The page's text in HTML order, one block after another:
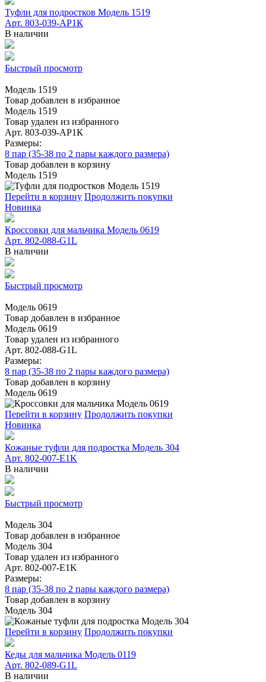
Туфли для подростков Модель 1519
Арт. 803-039-АР1К
В наличии
Быстрый просмотр
Модель 1519
Товар добавлен в избранное
Модель 1519
Товар удален из избранного
Арт. 803-039-АР1К
Размеры:
8 пар (35-38 по 2 пары каждого размера)
Товар добавлен в корзину
Модель 1519
Перейти в корзину Продолжить покупки
Новинка
Кроссовки для мальчика Модель 0619
Арт. 802-088-G1L
В наличии
Быстрый просмотр
Модель 0619
Товар добавлен в избранное
Модель 0619
Товар удален из избранного
Арт. 802-088-G1L
Размеры:
8 пар (35-38 по 2 пары каждого размера)
Товар добавлен в корзину
Модель 0619
Перейти в корзину Продолжить покупки
Новинка
Кожаные туфли для подростка Модель 304
Арт. 802-007-E1K
В наличии
Быстрый просмотр
Модель 304
Товар добавлен в избранное
Модель 304
Товар удален из избранного
Арт. 802-007-E1K
Размеры:
8 пар (35-38 по 2 пары каждого размера)
Товар добавлен в корзину
Модель 304
Перейти в корзину Продолжить покупки
Кеды для мальчика Модель 0119
Арт. 802-089-G1L
В наличии